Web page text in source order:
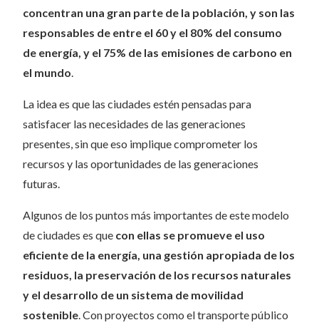
concentran una gran parte de la población, y son las
responsables de entre el 60 y el 80% del consumo
de energía, y el 75% de las emisiones de carbono en
el mundo.
La idea es que las ciudades estén pensadas para
satisfacer las necesidades de las generaciones
presentes, sin que eso implique comprometer los
recursos y las oportunidades de las generaciones
futuras.
Algunos de los puntos más importantes de este modelo
de ciudades es que con ellas se promueve el uso
eficiente de la energía, una gestión apropiada de los
residuos, la preservación de los recursos naturales
y el desarrollo de un sistema de movilidad
sostenible. Con proyectos como el transporte público